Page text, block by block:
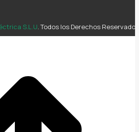
S.L.U. Todos los Derechos